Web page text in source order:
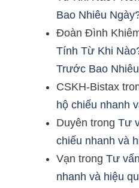
Bao Nhiêu
Đoàn Đình
Tính Từ Khi
Trước Bao
CSKH-Bistax
hộ chiếu nhanh
Duyên trong Tư
chiếu nhanh và
Vạn trong Tư
nhanh và hiệu